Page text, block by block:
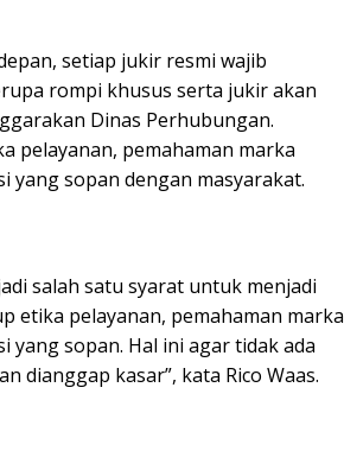
setiap jukir resmi wajib
rompi khusus serta jukir akan
Dinas Perhubungan.
pelayanan, pemahaman marka
sopan dengan masyarakat.
salah satu syarat untuk menjadi
etika pelayanan, pemahaman marka
sopan. Hal ini agar tidak ada
dianggap kasar”, kata Rico Waas.